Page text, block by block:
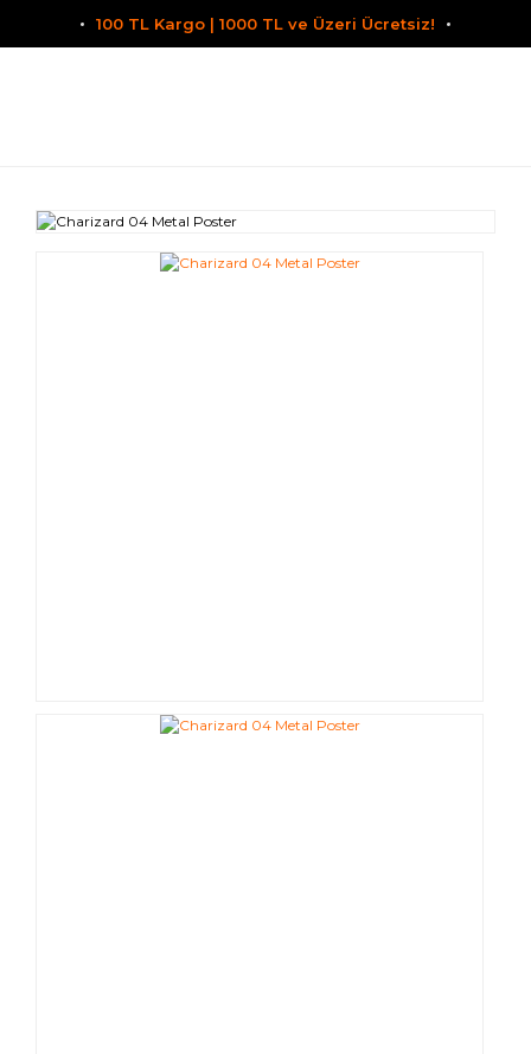
100 TL Kargo | 1000 TL ve Üzeri Ücretsiz!